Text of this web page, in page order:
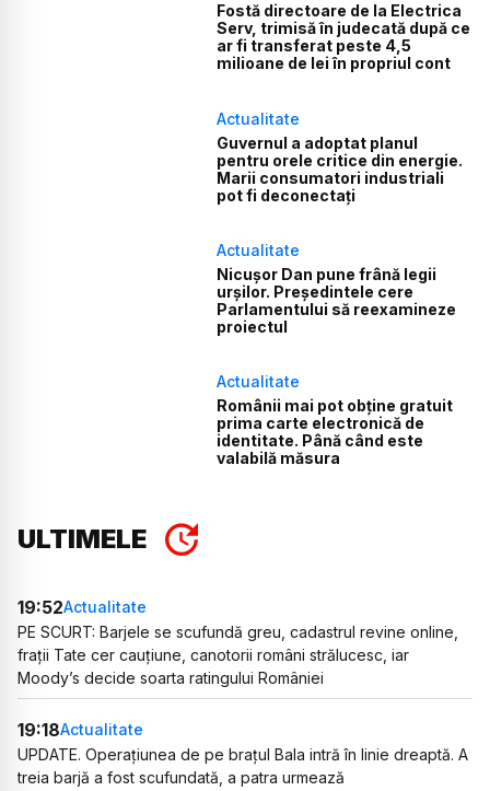
Fostă directoare de la Electrica
Serv, trimisă în judecată după ce
ar fi transferat peste 4,5
milioane de lei în propriul cont
Actualitate
Guvernul a adoptat planul
pentru orele critice din energie.
Marii consumatori industriali
pot fi deconectați
Actualitate
Nicușor Dan pune frână legii
urșilor. Președintele cere
Parlamentului să reexamineze
proiectul
Actualitate
Românii mai pot obține gratuit
prima carte electronică de
identitate. Până când este
valabilă măsura
ULTIMELE
19:52Actualitate
PE SCURT: Barjele se scufundă greu, cadastrul revine online,
frații Tate cer cauțiune, canotorii români strălucesc, iar
Moody’s decide soarta ratingului României
19:18Actualitate
UPDATE. Operațiunea de pe brațul Bala intră în linie dreaptă. A
treia barjă a fost scufundată, a patra urmează